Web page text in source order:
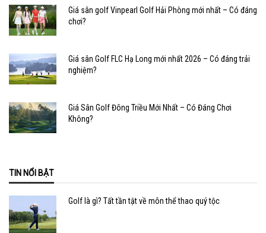
Giá sân golf Vinpearl Golf Hải Phòng mới nhất – Có đáng
chơi?
Giá sân Golf FLC Hạ Long mới nhất 2026 – Có đáng trải
nghiệm?
Giá Sân Golf Đông Triều Mới Nhất – Có Đáng Chơi
Không?
TIN NỔI BẬT
Golf là gì? Tất tần tật về môn thể thao quý tộc